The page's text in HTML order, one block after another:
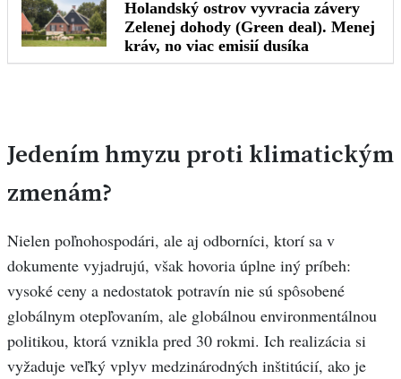
Jedením hmyzu proti klimatickým
zmenám?
Nielen poľnohospodári, ale aj odborníci, ktorí sa v
dokumente vyjadrujú, však hovoria úplne iný príbeh:
vysoké ceny a nedostatok potravín nie sú spôsobené
globálnym otepľovaním, ale globálnou environmentálnou
politikou, ktorá vznikla pred 30 rokmi. Ich realizácia si
vyžaduje veľký vplyv medzinárodných inštitúcií, ako je